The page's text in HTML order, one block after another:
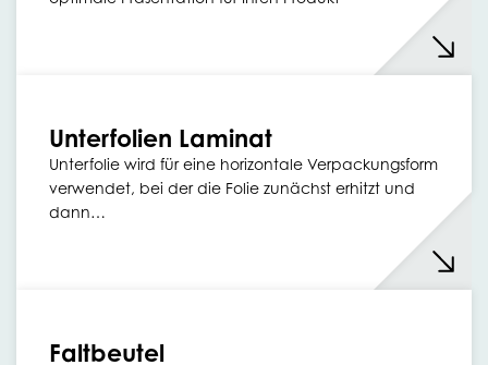
Unterfolien Laminat
Unterfolie wird für eine horizontale Verpackungsform
verwendet, bei der die Folie zunächst erhitzt und
dann…
Faltbeutel